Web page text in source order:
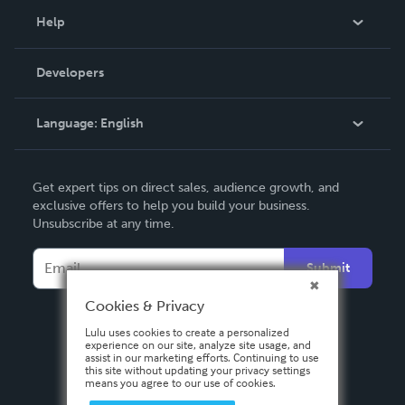
Podcast
Help
Order Lookup
Knowledge Base
Contact Support
Developers
Language: English
Deutsch
Français
Italiano
Español
Get expert tips on direct sales, audience growth, and
exclusive offers to help you build your business.
Unsubscribe at any time.
Submit
Cookies & Privacy
Lulu uses cookies to create a personalized
experience on our site, analyze site usage, and
assist in our marketing efforts. Continuing to use
this site without updating your privacy settings
means you agree to our use of cookies.